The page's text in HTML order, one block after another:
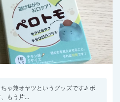
ゃ兼オヤツというグッズです♪ ボ
もう片...